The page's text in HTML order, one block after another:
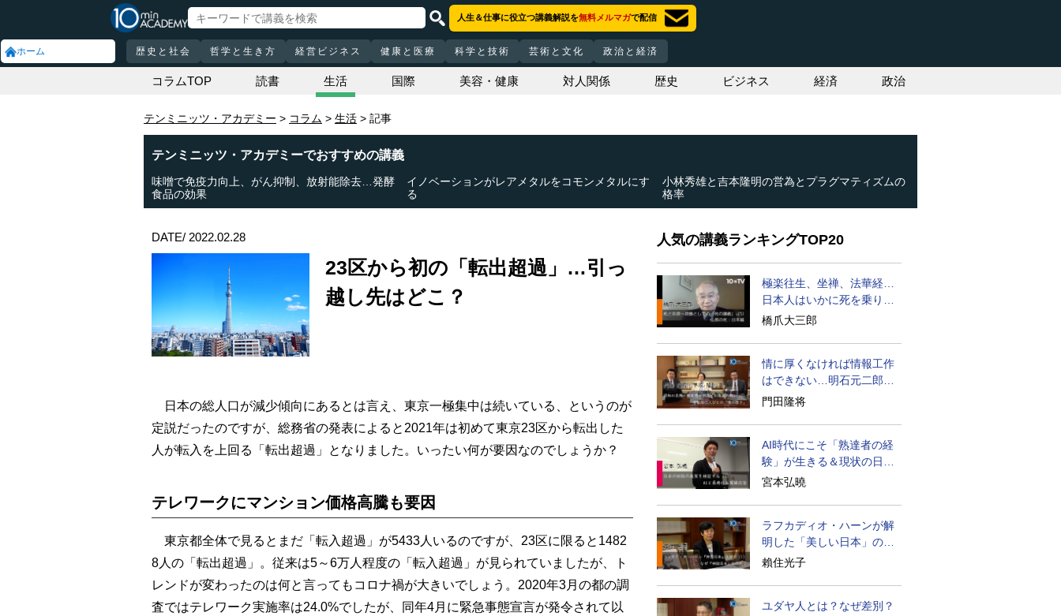
ホーム
人生＆仕事に役立つ講義解説を無料メルマガで配信
歴史と社会 哲学と生き方 経営ビジネス 健康と医療 科学と技術 芸術と文化 政治と経済
コラムTOP 読書 生活 国際 美容・健康 対人関係 歴史 ビジネス 経済 政治
テンミニッツ・アカデミー コラム 生活 記事
テンミニッツ・アカデミーでおすすめの講義
味噌で免疫力向上、がん抑制、放射能除去…発酵
食品の効果
イノベーションがレアメタルをコモンメタルにす
る
小林秀雄と吉本隆明の営為とプラグマティズムの
格率
DATE/ 2022.02.28
23区から初の「転出超過」…引っ
越し先はどこ？
日本の総人口が減少傾向にあるとは言え、東京一極集中は続いている、というのが
定説だったのですが、総務省の発表によると2021年は初めて東京23区から転出した
人が転入を上回る「転出超過」となりました。いったい何が要因なのでしょうか？
テレワークにマンション価格高騰も要因
東京都全体で見るとまだ「転入超過」が5433人いるのですが、23区に限ると1482
8人の「転出超過」。従来は5～6万人程度の「転入超過」が見られていましたが、ト
レンドが変わったのは何と言ってもコロナ禍が大きいでしょう。2020年3月の都の調
査ではテレワーク実施率は24.0%でしたが、同年4月に緊急事態宣言が発令されて以
人気の講義ランキングTOP20
極楽往生、坐禅、法華経…
日本人はいかに死を乗り越
えるか
橋爪大三郎
情に厚くなければ情報工作
はできない…明石元二郎の
対露工作の教訓
門田隆将
AI時代にこそ「熟達者の経
験」が生きる＆現状の日本
経済の実情は
宮本弘曉
ラフカディオ・ハーンが解
明した「美しい日本」の秘
密と未来
賴住光子
ユダヤ人とは？なぜ差別？